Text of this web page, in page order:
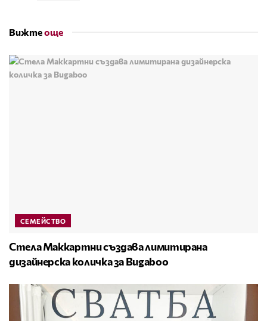
Вижтеоще
СЕМЕЙСТВО
Стела Маккартни създава лимитирана
дизайнерска количка за Bugaboo